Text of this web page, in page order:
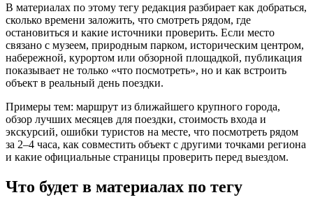
В материалах по этому тегу редакция разбирает как добраться,
сколько времени заложить, что смотреть рядом, где
остановиться и какие источники проверить. Если место
связано с музеем, природным парком, историческим центром,
набережной, курортом или обзорной площадкой, публикация
показывает не только «что посмотреть», но и как встроить
объект в реальный день поездки.
Примеры тем: маршрут из ближайшего крупного города,
обзор лучших месяцев для поездки, стоимость входа и
экскурсий, ошибки туристов на месте, что посмотреть рядом
за 2–4 часа, как совместить объект с другими точками региона
и какие официальные страницы проверить перед выездом.
Что будет в материалах по тегу